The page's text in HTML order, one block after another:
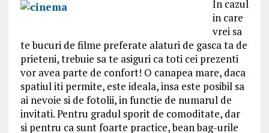
In cazul
in care
vrei sa
te bucuri de filme preferate alaturi de gasca ta de
prieteni, trebuie sa te asiguri ca toti cei prezenti
vor avea parte de confort! O canapea mare, daca
spatiul iti permite, este ideala, insa este posibil sa
ai nevoie si de fotolii, in functie de numarul de
invitati. Pentru gradul sporit de comoditate, dar
si pentru ca sunt foarte practice, bean bag-urile